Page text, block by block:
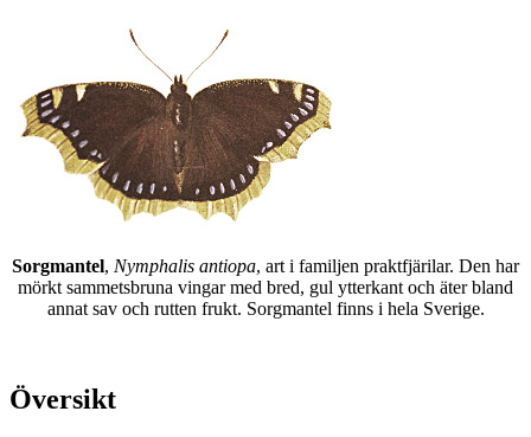
Sorgmantel, Nymphalis antiopa, art i familjen praktfjärilar. Den har
mörkt sammetsbruna vingar med bred, gul ytterkant och äter bland
annat sav och rutten frukt. Sorgmantel finns i hela Sverige.
Översikt